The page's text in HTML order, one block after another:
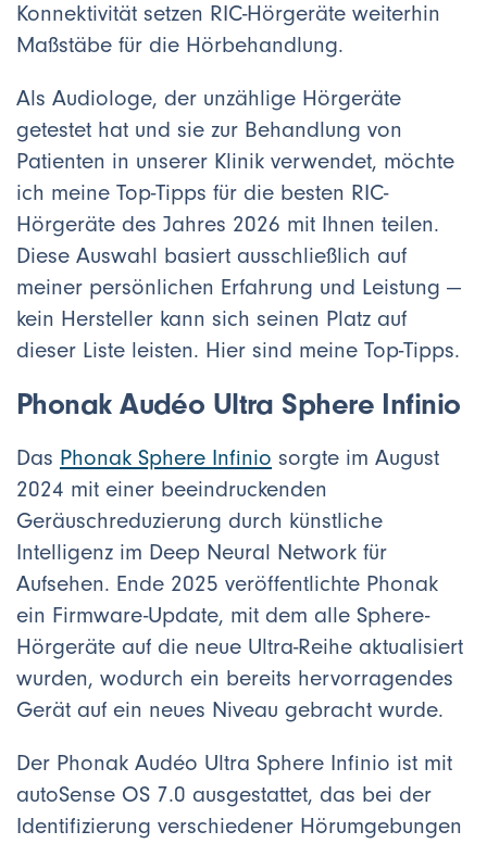
Konnektivität setzen RIC-Hörgeräte weiterhin
Maßstäbe für die Hörbehandlung.
Als Audiologe, der unzählige Hörgeräte
getestet hat und sie zur Behandlung von
Patienten in unserer Klinik verwendet, möchte
ich meine Top-Tipps für die besten RIC-
Hörgeräte des Jahres 2026 mit Ihnen teilen.
Diese Auswahl basiert ausschließlich auf
meiner persönlichen Erfahrung und Leistung —
kein Hersteller kann sich seinen Platz auf
dieser Liste leisten. Hier sind meine Top-Tipps.
Phonak Audéo Ultra Sphere Infinio
Das Phonak Sphere Infinio sorgte im August
2024 mit einer beeindruckenden
Geräuschreduzierung durch künstliche
Intelligenz im Deep Neural Network für
Aufsehen. Ende 2025 veröffentlichte Phonak
ein Firmware-Update, mit dem alle Sphere-
Hörgeräte auf die neue Ultra-Reihe aktualisiert
wurden, wodurch ein bereits hervorragendes
Gerät auf ein neues Niveau gebracht wurde.
Der Phonak Audéo Ultra Sphere Infinio ist mit
autoSense OS 7.0 ausgestattet, das bei der
Identifizierung verschiedener Hörumgebungen